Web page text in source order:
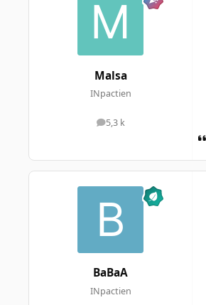
Malsa
INpactien
5,3 k
messages
BaBaA
INpactien